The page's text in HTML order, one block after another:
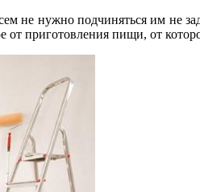
не нужно подчиняться им не
приготовления пищи, от